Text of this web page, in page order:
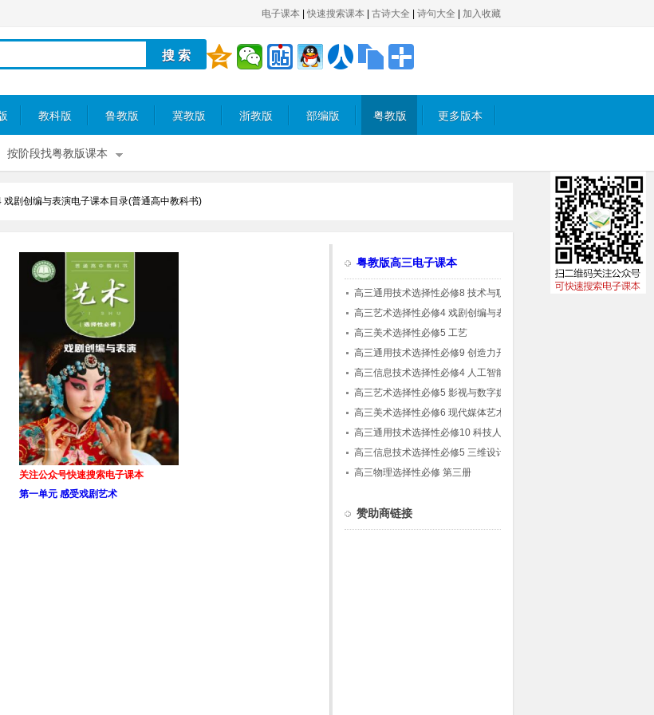
电子课本 快速搜索课本 古诗大全 诗句大全 加入收藏
教科版 鲁教版 冀教版 浙教版 部编版 粤教版 更多版本
按阶段找粤教版课本
戏剧创编与表演电子课本目录(普通高中教科书)
关注公众号快速搜索电子课本
第一单元 感受戏剧艺术
粤教版高三电子课本
高三通用技术选择性必修8 技术与职业探索
(粤教粤科版)
高三艺术选择性必修4 戏剧创编与表演
高三美术选择性必修5 工艺
高三通用技术选择性必修9 创造力开发与技术
发明(粤教粤科版)
高三信息技术选择性必修4 人工智能初步
高三艺术选择性必修5 影视与数字媒体艺术实
践
高三美术选择性必修6 现代媒体艺术
高三通用技术选择性必修10 科技人文融合创
新专题(粤教粤科版)
高三信息技术选择性必修5 三维设计与创意
高三物理选择性必修 第三册
赞助商链接